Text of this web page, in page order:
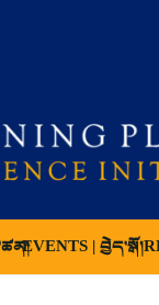
EVENTS | བྱེད་སྒོ།